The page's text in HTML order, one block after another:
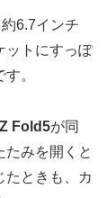
6.7インチ
ットにすっぽ
。
Fold5が同
たみを開くと
たときも、カ